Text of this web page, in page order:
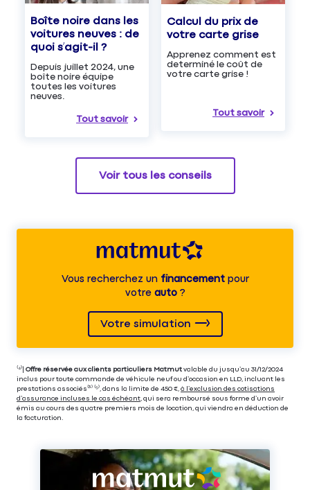
Boîte noire dans les
voitures neuves : de
quoi s’agit-il ?
Depuis juillet 2024, une
boîte noire équipe
toutes les voitures
neuves.
Tout savoir
Calcul du prix de
votre carte grise
Apprenez comment est
determiné le coût de
votre carte grise !
Tout savoir
Voir tous les conseils
Vous recherchez unfinancementpour
votre auto?
Votre simulation
⁽⁴⁾| Offre réservée aux clients particuliers Matmut valable du jusqu’au 31/12/2024
inclus pour toute commande de véhicule neuf ou d’occasion en LLD, incluant les
prestations associés⁽³⁾ ⁽⁵⁾, dans la limite de 450 €, à l’exclusion des cotisations
d’assurance incluses le cas échéant , qui sera remboursé sous forme d’un avoir
émis au cours des quatre premiers mois de location, qui viendra en déduction de
la facturation.